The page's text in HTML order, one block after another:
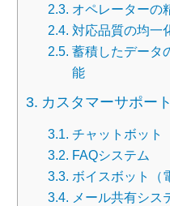
オペレーターの
対応品質の均一
蓄積したデータ
能
カスタマーサポー
チャットボット
FAQシステム
ボイスボット（
メール共有シス